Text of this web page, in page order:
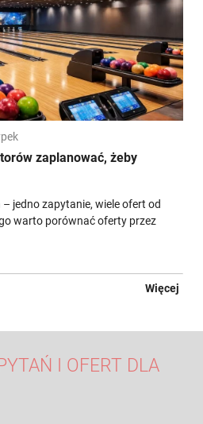
zaplanować, żeby
jedno zapytanie, wiele ofert od
warto porównać oferty przez
Więcej
I OFERT DLA